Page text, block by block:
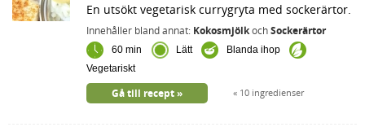
En utsökt vegetarisk currygryta med sockerärtor.
Innehåller bland annat: KokosmjölkochSockerärtor
60 min Lätt
Blanda ihop
Vegetariskt
10 ingredienser
Gå till recept